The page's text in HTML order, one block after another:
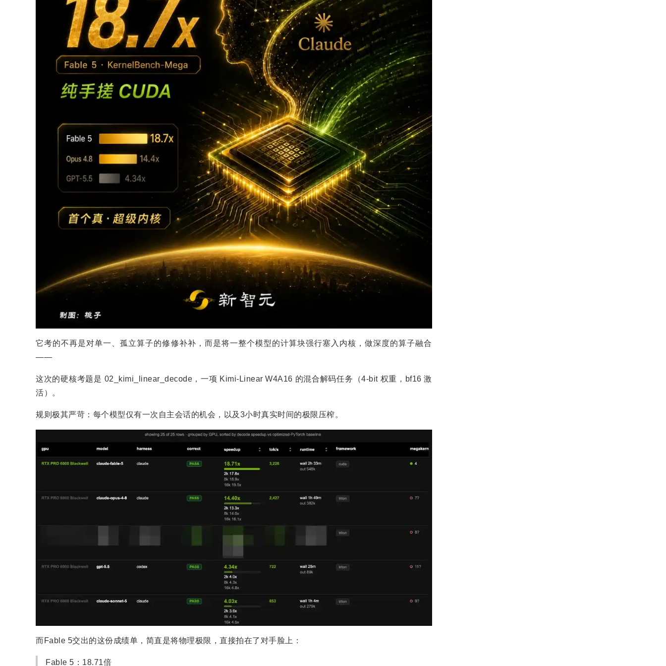
它考的不再是对单一、孤立算子的修修补补，而是将一整个模型的计算块强行塞入内核，做深度的算子融合
——
这次的硬核考题是 02_kimi_linear_decode，一项 Kimi-Linear W4A16 的混合解码任务（4-bit 权重，bf16 激
活）。
规则极其严苛：每个模型仅有一次自主会话的机会，以及3小时真实时间的极限压榨。
而Fable 5交出的这份成绩单，简直是将物理极限，直接拍在了对手脸上：
Fable 5：18.71倍